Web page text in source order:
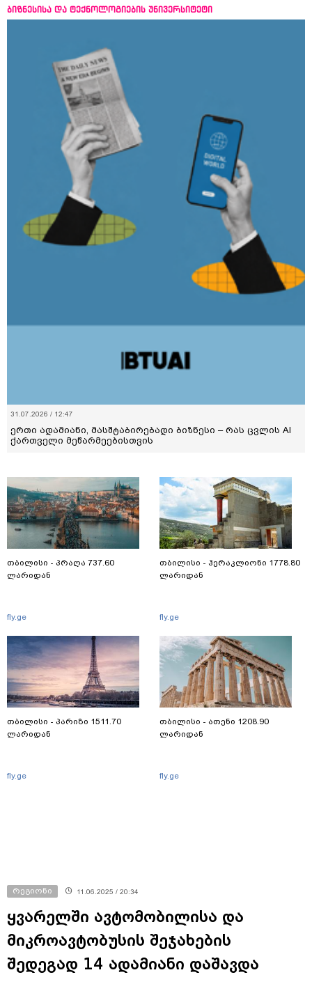
ბიზნესისა და ტექნოლოგიების უნივერსიტეტი
31.07.2026 / 12:47
ერთი ადამიანი, მასშტაბირებადი ბიზნესი – რას ცვლის AI
ქართველი მეწარმეებისთვის
თბილისი - პრაღა 737.60
ლარიდან
fly.ge
თბილისი - პარიზი 1511.70
ლარიდან
fly.ge
თბილისი - ჰერაკლიონი 1778.80
ლარიდან
fly.ge
თბილისი - ათენი 1208.90
ლარიდან
fly.ge
რეგიონი 11.06.2025 / 20:34
ყვარელში ავტომობილისა და
მიკროავტობუსის შეჯახების
შედეგად 14 ადამიანი დაშავდა